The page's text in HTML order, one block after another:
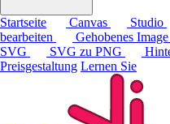
Startseite Canvas Studio
bearbeiten
Gehobenes Image
SVG
SVG zu PNG
Preisgestaltung Lernen Sie